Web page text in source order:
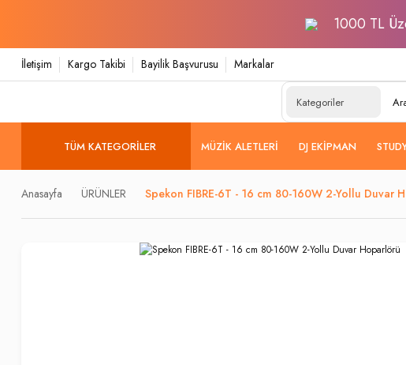
1000 TL
İletişim Kargo Takibi Bayilik Başvurusu Markalar
TÜM KATEGORILER MÜZIK ALETLERI DJ EKIPMAN
Anasayfa ÜRÜNLER Spekon FIBRE-6T - 16 cm 80-160W 2-Yollu Duvar